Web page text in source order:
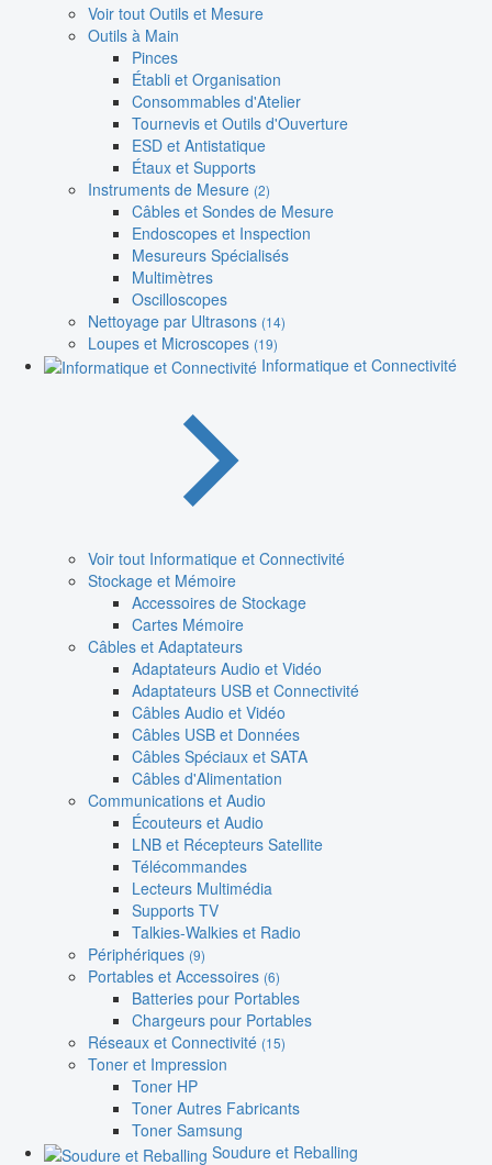
Voir tout Outils et Mesure
Outils à Main
Pinces
Établi et Organisation
Consommables d'Atelier
Tournevis et Outils d'Ouverture
ESD et Antistatique
Étaux et Supports
Instruments de Mesure (2)
Câbles et Sondes de Mesure
Endoscopes et Inspection
Mesureurs Spécialisés
Multimètres
Oscilloscopes
Nettoyage par Ultrasons (14)
Loupes et Microscopes (19)
Informatique et Connectivité
Voir tout Informatique et Connectivité
Stockage et Mémoire
Accessoires de Stockage
Cartes Mémoire
Câbles et Adaptateurs
Adaptateurs Audio et Vidéo
Adaptateurs USB et Connectivité
Câbles Audio et Vidéo
Câbles USB et Données
Câbles Spéciaux et SATA
Câbles d'Alimentation
Communications et Audio
Écouteurs et Audio
LNB et Récepteurs Satellite
Télécommandes
Lecteurs Multimédia
Supports TV
Talkies-Walkies et Radio
Périphériques (9)
Portables et Accessoires (6)
Batteries pour Portables
Chargeurs pour Portables
Réseaux et Connectivité (15)
Toner et Impression
Toner HP
Toner Autres Fabricants
Toner Samsung
Soudure et Reballing